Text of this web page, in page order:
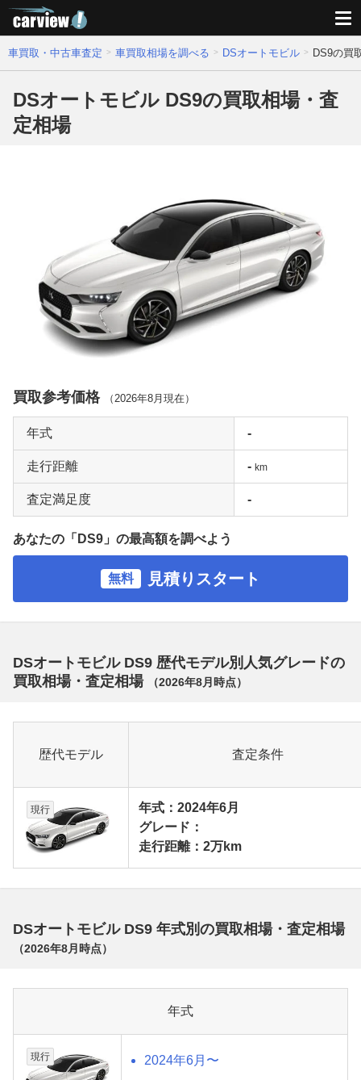
車買取・中古車査定 車買取相場を調べる DSオートモビル DS9の買
DSオートモビル DS9の買取相場・査
定相場
買取参考価格 （ 2026年8月 現在）
年式 -
走行距離 - km
査定満足度 -
あなたの「DS9」の最高額を調べよう
無料 見積りスタート
DSオートモビル DS9 歴代モデル別人気グレードの
買取相場・査定相場
（2026年8月 時点）
歴代モデル 査定条件
現行
年式：2024年6月
グレード：
走行距離：2万km
DSオートモビル DS9 年式別の買取相場・査定相場
（2026年8月 時点）
年式
現行 2024年6月〜